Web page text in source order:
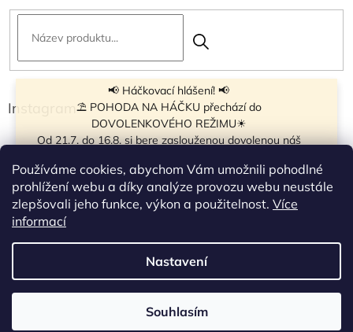
Používáme cookies, abychom Vám umožnili pohodlné
prohlížení webu a díky analýze provozu webu neustále
zlepšovali jeho funkce, výkon a použitelnost. Více
informací
Nastavení
Souhlasím
📢 Háčkovací hlášení! 📢
⛱ POHODA NA HÁČKU přechází do
DOVOLENKOVÉHO REŽIMU☀
Od 21.7. do 16.8. si bere zaslouženou dovolenou náš
krátkou pauzu.
Objednávky přijímáme dál - klubíčka, která máme
vyrobená, odešleme bez zdržení. U ostatních se doba
☀
Od 7.8. do 14.8. si dovolenou bude užívat obchůdek v
po návratu.
Děkujeme za pochopení!🧶
Instagram
Sledovat na Instagramu
Vytvořil Shoptet
Pohoda na háčku. Všechna práva vyhrazena.